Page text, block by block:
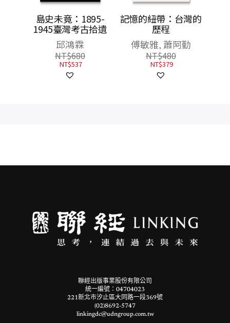
島史未竟：1895-
1945臺灣考古拾遺
邱鴻霖
NT$680
NT$537
記憶的紐帶：台灣的
歷程
傅敏雅, 蕭阿勤
NT$480
NT$379
聯經出版事業股份有限公司
統一編號：04704023
221新北市汐止區大同路一段369號
(02)8692-5747
linkingdc@udngroup.com.tw